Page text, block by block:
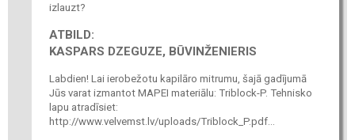
izlauzt?
ATBILD:
KASPARS DZEGUZE, BŪVINŽENIERIS
Labdien! Lai ierobežotu kapilāro mitrumu, šajā gadījumā
Jūs varat izmantot MAPEI materiālu: Triblock-P. Tehnisko
lapu atradīsiet:
http://www.velvemst.lv/uploads/Triblock_P.pdf...